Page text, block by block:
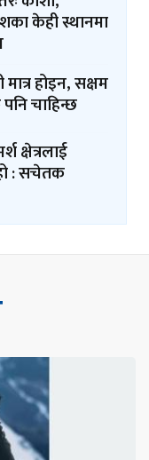
केही स्थानमा
मात्र होइन, सक्षम
चाहिन्छ
क्षेत्रलाई
: सचेतक